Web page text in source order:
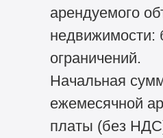
арендуемого
недвижимости:
ограничений.
Начальная
ежемесячной
платы (без